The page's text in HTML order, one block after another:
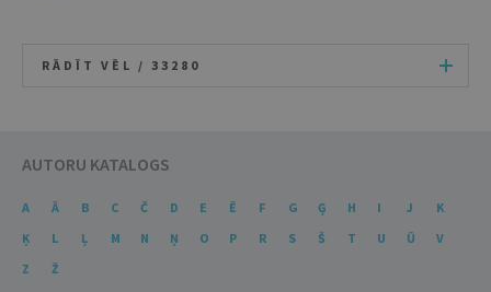
RĀDĪT VĒL / 33280
AUTORU KATALOGS
A Ā B C Č D E Ē F G Ģ H I J
K
Ķ
L Ļ M N Ņ O P R S Š T U Ū
V
Z
Ž